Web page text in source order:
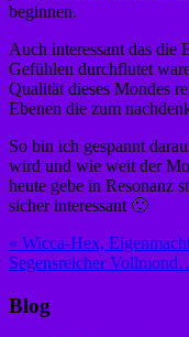
beginnen.
Auch interessant das die
Gefühlen durchflutet
Qualität dieses Mondes
Ebenen die zum
So bin ich gespannt
wird und wie weit der
heute gebe in Resonanz
sicher interessant 🙂
« Wicca-Hex,
Segensreicher
Blog